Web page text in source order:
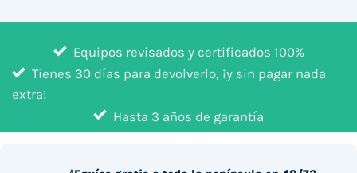
Equipos revisados y certificados 100%
Tienes 30 días para devolverlo, ¡y sin pagar nada
extra!
Hasta 3 años de garantía